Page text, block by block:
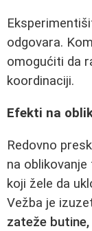
odgovara.
omogućiti da
koordinaciji.
Efekti na
Redovno
na
koji žele da
Vežba je
zateže